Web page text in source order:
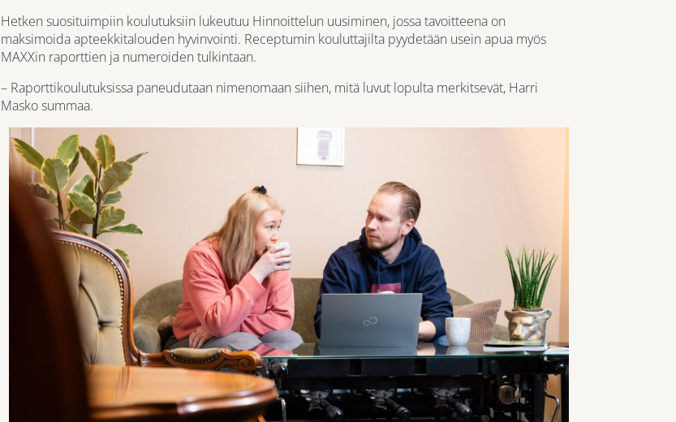
Hetken suosituimpiin koulutuksiin lukeutuu Hinnoittelun uusiminen, jossa tavoitteena on
maksimoida apteekkitalouden hyvinvointi. Receptumin kouluttajilta pyydetään usein apua myös
MAXXin raporttien ja numeroiden tulkintaan.
– Raporttikoulutuksissa paneudutaan nimenomaan siihen, mitä luvut lopulta merkitsevät, Harri
Masko summaa.